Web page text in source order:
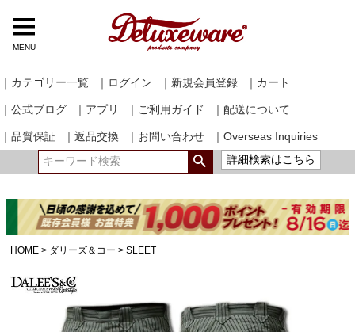
MENU
｜カテゴリー一覧 ｜ログイン ｜新規会員登録 ｜カート
｜公式ブログ ｜アプリ ｜ご利用ガイド ｜配送について
｜品質保証 ｜返品交換 ｜お問い合わせ
｜Overseas Inquiries
詳細検索はこちら
HOME ダリーズ＆コー SLEET